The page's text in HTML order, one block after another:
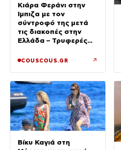
Κιάρα Φεράνι στην
Ίμπιζα με τον
σύντροφό της μετά
τις διακοπές στην
Ελλάδα – Τρυφερές
COUSCOUS.GR ↗
Βίκυ Καγιά στη